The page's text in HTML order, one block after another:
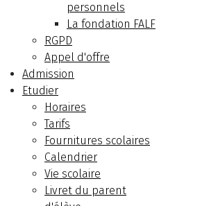
personnels
La fondation FALF
RGPD
Appel d'offre
Admission
Etudier
Horaires
Tarifs
Fournitures scolaires
Calendrier
Vie scolaire
Livret du parent